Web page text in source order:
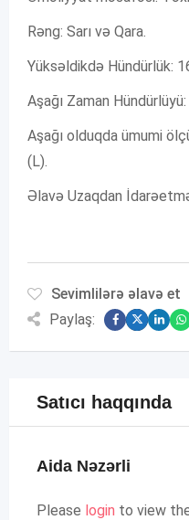
Rəng: Sarı və Qara.
Yüksəldikdə Hündürlük:
Aşağı Zaman
Aşağı olduqda ümumi
(L).
Əlavə Uzaqdan
Sevimlilərə əlavə et
Paylaş:
Satıcı haqqında
Aida Nəzərli
Please login to view